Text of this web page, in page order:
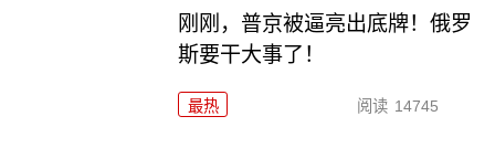
刚刚，普京被逼亮出底牌！俄罗
斯要干大事了！
最热 阅读 14745